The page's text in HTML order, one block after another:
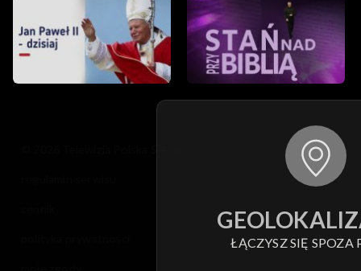
ŁĄCZYSZ SIĘ SPOZA